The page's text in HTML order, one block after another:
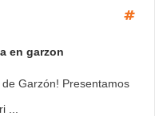
en garzon
Garzón! Presentamos
...